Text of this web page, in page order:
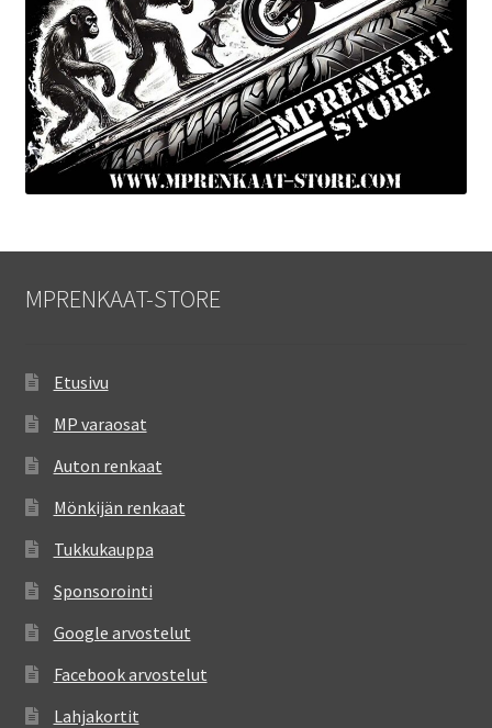
MPRENKAAT-STORE
Etusivu
MP varaosat
Auton renkaat
Mönkijän renkaat
Tukkukauppa
Sponsorointi
Google arvostelut
Facebook arvostelut
Lahjakortit